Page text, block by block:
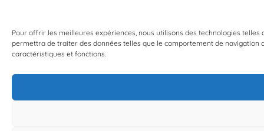
Pour offrir les meilleures expériences, nous utilisons des technologies
permettra de traiter des données telles que le comportement de
caractéristiques et fonctions.